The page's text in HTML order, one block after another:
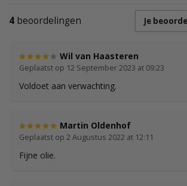
4 beoordelingen Je
Wil van Haasteren
Geplaatst op 12 September 2023 at 09:23
Voldoet aan verwachting.
Martin Oldenhof
Geplaatst op 2 Augustus 2022 at 12:11
Fijne olie.